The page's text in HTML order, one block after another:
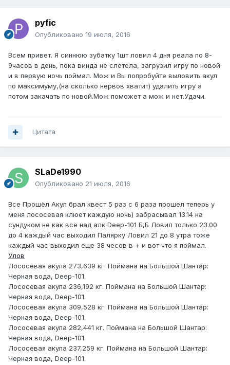
pyfic
Опубликовано 19 июля, 2016
Всем привет. Я синнюю зубатку 1шт ловил 4 дня реала по 8-
9часов в день, пока винда не слетела, загрузил игру по новой
и в первую ночь поймал. Мож и Вы попробуйте выловить акул
по максимуму,(на сколько нервов хватит) удалить игру а
потом закачать по новой.Мож поможет а мож и нет.Удачи.
Цитата
SLaDe1990
Опубликовано 21 июля, 2016
Все Прошёл Акул брал квест 5 раз с 6 раза прошел теперь у
меня лососевая клюет каждую ночь) забрасывал 13.14 на
сундуком не как все над алк Deep-101 Б,Б Ловил только 23.00
до 4 каждый час выходил Палярку Ловил 21 до 8 утра тоже
каждый час выходил еще 38 чесов в + и вот что я поймал.
Улов
Лососевая акула 273,639 кг. Поймана на Большой Шантар:
Черная вода, Deep-101.
Лососевая акула 236,192 кг. Поймана на Большой Шантар:
Черная вода, Deep-101.
Лососевая акула 309,528 кг. Поймана на Большой Шантар:
Черная вода, Deep-101.
Лососевая акула 282,441 кг. Поймана на Большой Шантар:
Черная вода, Deep-101.
Лососевая акула 237,259 кг. Поймана на Большой Шантар:
Черная вода, Deep-101.